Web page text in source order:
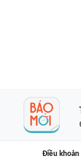
Điều khoản